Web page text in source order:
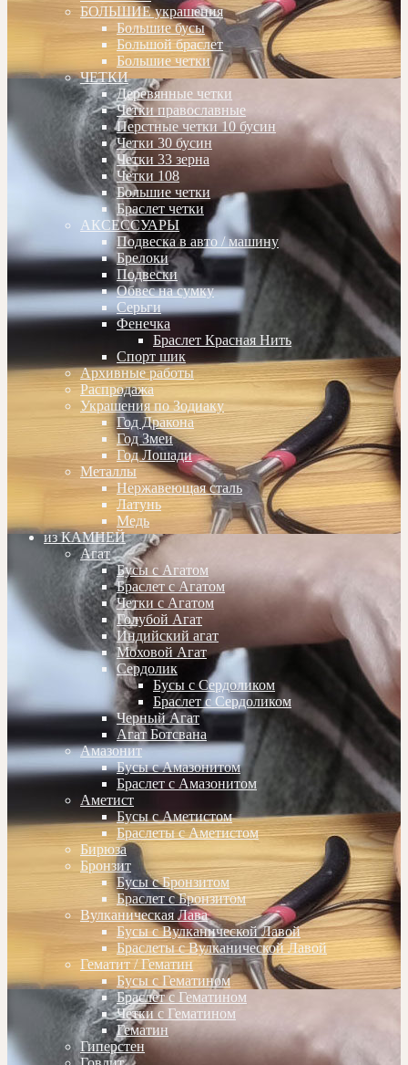
БОЛЬШИЕ украшения
Большие бусы
Большой браслет
Большие четки
ЧЕТКИ
Деревянные четки
Четки православные
Перстные четки 10 бусин
Четки 30 бусин
Четки 33 зерна
Четки 108
Большие четки
Браслет четки
АКСЕССУАРЫ
Подвеска в авто / машину
Брелоки
Подвески
Обвес на сумку
Серьги
Фенечка
Браслет Красная Нить
Спорт шик
Архивные работы
Распродажа
Украшения по Зодиаку
Год Дракона
Год Змеи
Год Лошади
Металлы
Нержавеющая сталь
Латунь
Медь
из КАМНЕЙ
Агат
Бусы с Агатом
Браслет с Агатом
Четки с Агатом
Голубой Агат
Индийский агат
Моховой Агат
Сердолик
Бусы с Сердоликом
Браслет с Сердоликом
Черный Агат
Агат Ботсвана
Амазонит
Бусы с Амазонитом
Браслет с Амазонитом
Аметист
Бусы с Аметистом
Браслеты с Аметистом
Бирюза
Бронзит
Бусы с Бронзитом
Браслет с Бронзитом
Вулканическая Лава
Бусы с Вулканической Лавой
Браслеты с Вулканической Лавой
Гематит / Гематин
Бусы с Гематином
Браслет с Гематином
Четки с Гематином
Гематин
Гиперстен